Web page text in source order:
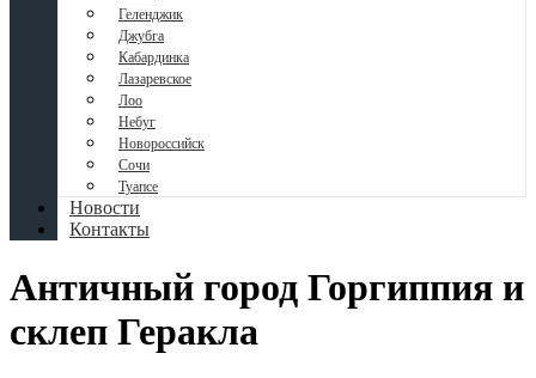
Геленджик
Джубга
Кабардинка
Лазаревское
Лоо
Небуг
Новороссийск
Сочи
Туапсе
Новости
Контакты
Античный город Горгиппия и
склеп Геракла